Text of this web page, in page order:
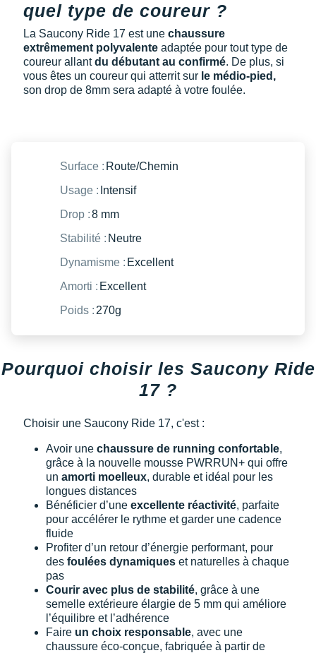
quel type de coureur ?
La Saucony Ride 17 est une chaussure
extrêmement polyvalente adaptée pour tout type de
coureur allantdu débutant au confirmé. De plus, si
vous êtes un coureur qui atterrit sur le médio-pied,
son drop de 8mm sera adapté à votre foulée.
Surface : Route/Chemin
Usage : Intensif
Drop :8 mm
Stabilité : Neutre
Dynamisme : Excellent
Amorti : Excellent
Poids : 270g
Pourquoi choisir les Saucony Ride
17 ?
Choisir une Saucony Ride 17, c'est :
Avoir une chaussure de running confortable,
grâce à la nouvelle mousse PWRRUN+ qui offre
un amorti moelleux, durable et idéal pour les
longues distances
Bénéficier d’une excellente réactivité, parfaite
pour accélérer le rythme et garder une cadence
fluide
Profiter d’un retour d’énergie performant, pour
des foulées dynamiques et naturelles à chaque
pas
Courir avec plus de stabilité, grâce à une
semelle extérieure élargie de 5 mm qui améliore
l’équilibre et l’adhérence
Faire un choix responsable, avec une
chaussure éco-conçue, fabriquée à partir de